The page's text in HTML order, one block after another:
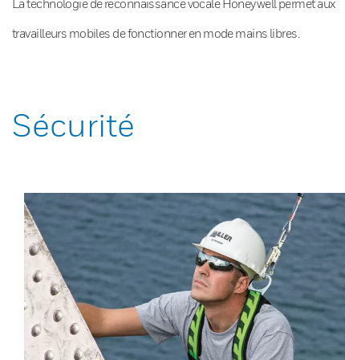
La technologie de reconnaissance vocale Honeywell permet aux
travailleurs mobiles de fonctionner en mode mains libres.
Sécurité